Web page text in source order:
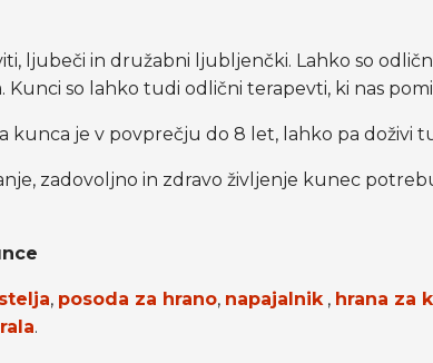
ljubeči in družabni ljubljenčki. Lahko so
Kunci so lahko tudi odlični terapevti, ki nas
kunca je v povprečju do 8 let, lahko pa doživi
zadovoljno in zdravo življenje kunec
stelja, posoda za hrano, napajalnik , hrana za
.